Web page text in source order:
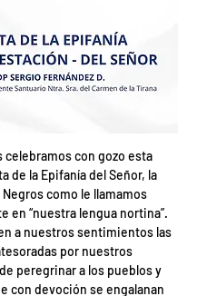
celebramos con gozo esta
de la Epifanía del Señor, la
Negros como le llamamos
en “nuestra lengua nortina”.
a nuestros sentimientos las
por nuestros
peregrinar a los pueblos y
con devoción se engalanan